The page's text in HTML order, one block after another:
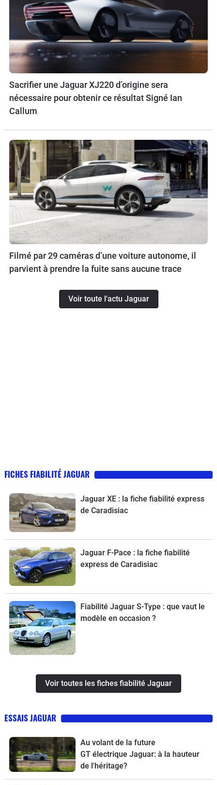
Sacrifier une Jaguar XJ220 d’origine sera
nécessaire pour obtenir ce résultat Signé Ian
Callum
Filmé par 29 caméras d’une voiture autonome, il
parvient à prendre la fuite sans aucune trace
Voir toute l'actu Jaguar
FICHES FIABILITÉ JAGUAR
Jaguar XE : la fiche fiabilité express
de Caradisiac
Jaguar F-Pace : la fiche fiabilité
express de Caradisiac
Fiabilité Jaguar S-Type : que vaut le
modèle en occasion ?
Voir toutes les fiches fiabilité Jaguar
ESSAIS JAGUAR
Au volant de la future
GT électrique Jaguar: à la hauteur
de l'héritage?